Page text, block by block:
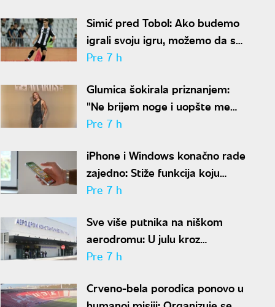
Simić pred Tobol: Ako budemo
igrali svoju igru, možemo da se
nadamo najboljem
Pre 7 h
Glumica šokirala priznanjem:
"Ne brijem noge i uopšte me
nije sramota"
Pre 7 h
iPhone i Windows konačno rade
zajedno: Stiže funkcija koju
korisnici godinama čekaju
Pre 7 h
Sve više putnika na niškom
aerodromu: U julu kroz
"Konstantin Veliki" prošlo
Pre 7 h
Crveno-bela porodica ponovo u